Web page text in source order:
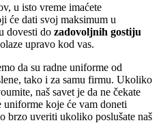
u isto vreme imaćete
će dati svoj maksimum u
dovesti do zadovoljnih gostiju
upravo kod vas.
da su radne uniforme od
tako i za samu firmu. Ukoliko
naš savet je da ne čekate
koje će vam doneti
brzo uveriti ukoliko poslušate naš